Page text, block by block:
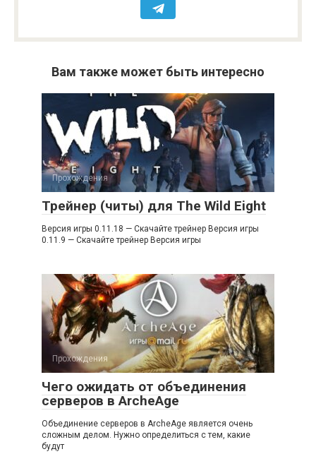
Вам также может быть интересно
Прохождения
Трейнер (читы) для The Wild Eight
Версия игры 0.11.18 — Скачайте трейнер Версия игры
0.11.9 — Скачайте трейнер Версия игры
Прохождения
Чего ожидать от объединения
серверов в ArcheAge
Объединение серверов в ArcheAge является очень
сложным делом. Нужно определиться с тем, какие
будут